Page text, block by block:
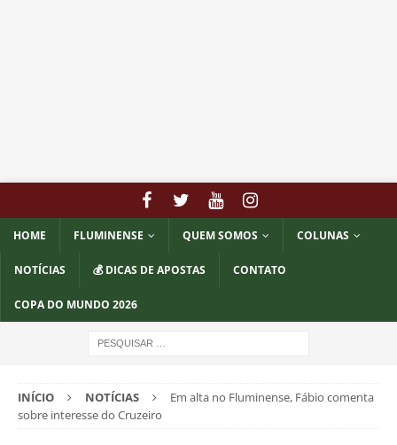
HOME FLUMINENSE QUEM SOMOS COLUNAS
NOTÍCIAS 💰 DICAS DE APOSTAS CONTATO
COPA DO MUNDO 2026
INÍCIO NOTÍCIAS
Em alta no Fluminense, Fábio comenta
sobre interesse do Cruzeiro